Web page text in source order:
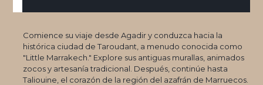
Comience su viaje desde Agadir y conduzca hacia la
histórica ciudad de Taroudant, a menudo conocida como
"Little Marrakech." Explore sus antiguas murallas, animados
zocos y artesanía tradicional. Después, continúe hasta
Taliouine, el corazón de la región del azafrán de Marruecos.